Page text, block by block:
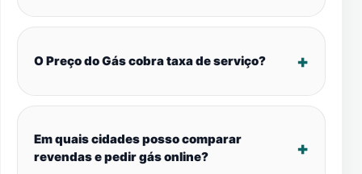
O Preço do Gás cobra taxa de serviço?
Em quais cidades posso comparar
revendas e pedir gás online?